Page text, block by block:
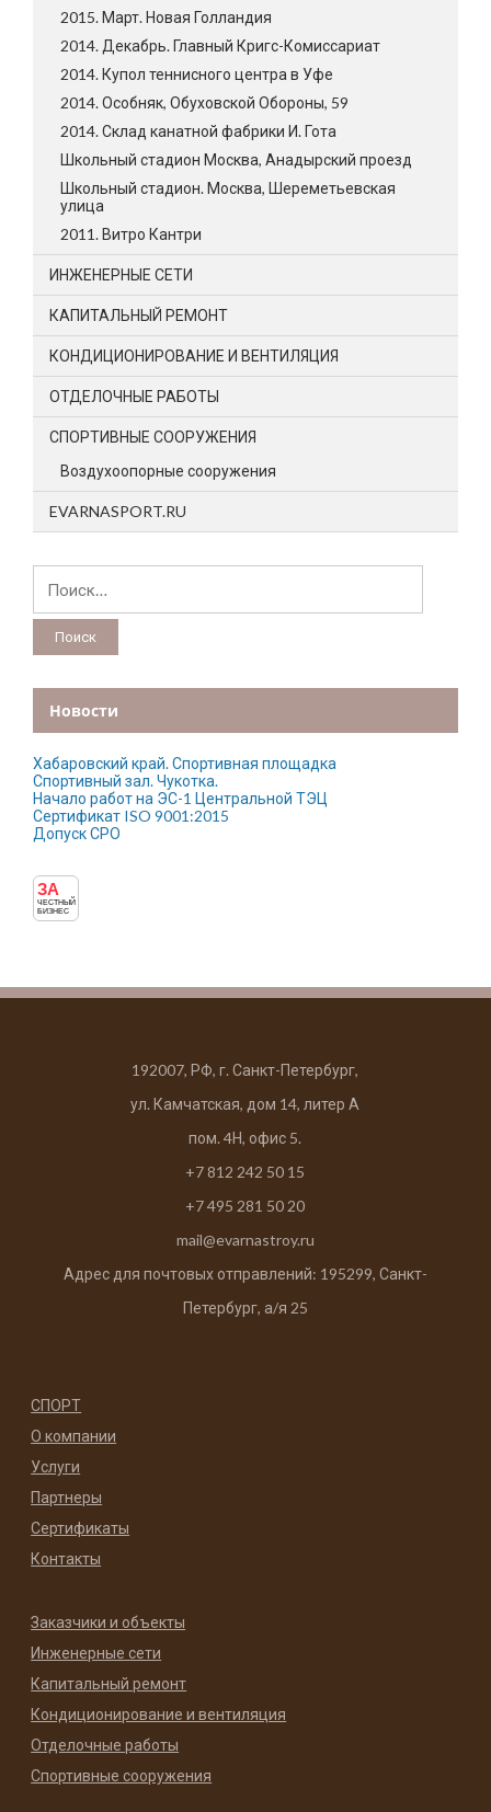
2015. Март. Новая Голландия
2014. Декабрь. Главный Кригс-Комиссариат
2014. Купол теннисного центра в Уфе
2014. Особняк, Обуховской Обороны, 59
2014. Склад канатной фабрики И. Гота
Школьный стадион Москва, Анадырский проезд
Школьный стадион. Москва, Шереметьевская
улица
2011. Витро Кантри
ИНЖЕНЕРНЫЕ СЕТИ
КАПИТАЛЬНЫЙ РЕМОНТ
КОНДИЦИОНИРОВАНИЕ И ВЕНТИЛЯЦИЯ
ОТДЕЛОЧНЫЕ РАБОТЫ
СПОРТИВНЫЕ СООРУЖЕНИЯ
Воздухоопорные сооружения
EVARNASPORT.RU
Найти:
Новости
Хабаровский край. Спортивная площадка
Спортивный зал. Чукотка.
Начало работ на ЭС-1 Центральной ТЭЦ
Сертификат ISO 9001:2015
Допуск СРО
ЗА
ЧЕСТНЫЙ
БИЗНЕС
192007, РФ, г. Санкт-Петербург,
ул. Камчатская, дом 14, литер А
пом. 4Н, офис 5.
+7 812 242 50 15
+7 495 281 50 20
mail@evarnastroy.ru
Адрес для почтовых отправлений: 195299, Санкт-
Петербург, а/я 25
СПОРТ
О компании
Услуги
Партнеры
Сертификаты
Контакты
Заказчики и объекты
Инженерные сети
Капитальный ремонт
Кондиционирование и вентиляция
Отделочные работы
Спортивные сооружения